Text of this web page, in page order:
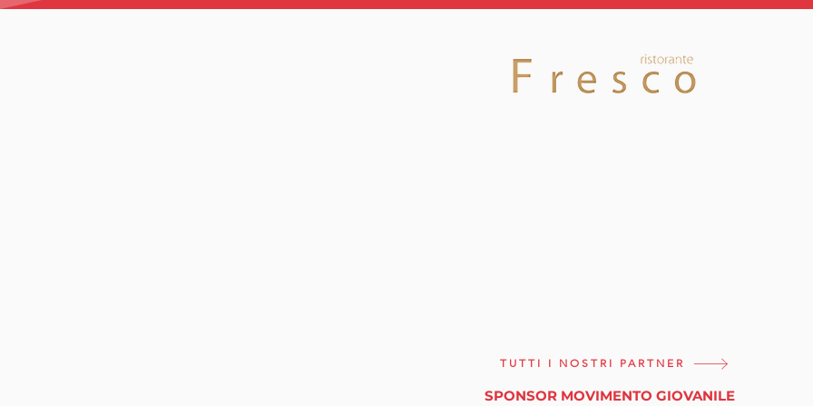
indimenticabile
TUTTI I NOSTRI PARTNER
SPONSOR MOVIMENTO GIOVANILE